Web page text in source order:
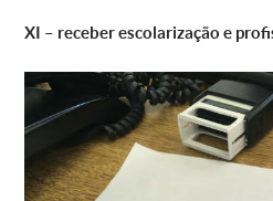
XI – receber escolarização e